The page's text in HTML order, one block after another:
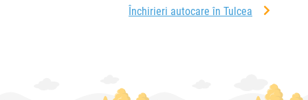
Închirieri autocare în Tulcea